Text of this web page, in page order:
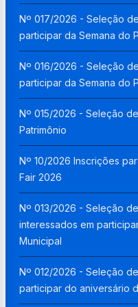
Nº 017/2026 - Seleção
participar da Semana do
Nº 016/2026 - Seleção
participar da Semana do
Nº 015/2026 - Seleção
Patrimônio
Nº 10/2026 Inscrições
Fair 2026
Nº 013/2026 - Seleção
interessados em
Municipal
Nº 012/2026 - Seleção
participar do aniversário